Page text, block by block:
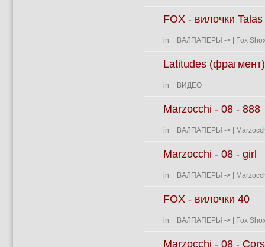
FOX - вилочки Talas
in + ВАЛПАПЕРЫ -> | Fox
Latitudes (фрагмент)
in + ВИДЕО
Marzocchi - 08 - 888
in + ВАЛПАПЕРЫ -> |
Marzocchi - 08 - girl
in + ВАЛПАПЕРЫ -> |
FOX - вилочки 40
in + ВАЛПАПЕРЫ -> | Fox
Marzocchi - 08 -